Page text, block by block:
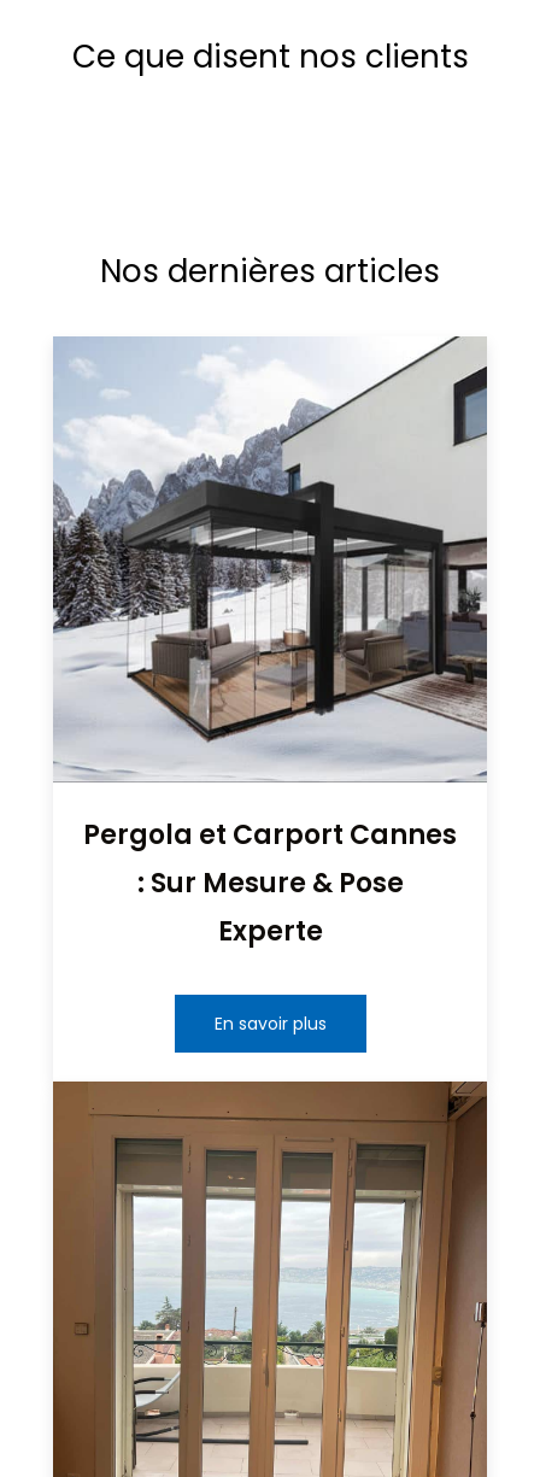
Ce que disent nos clients
Nos dernières articles
Pergola et Carport Cannes
: Sur Mesure & Pose
Experte
En savoir plus